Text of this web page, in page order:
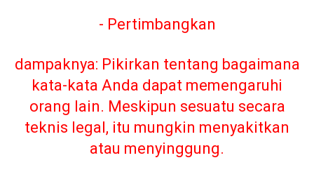
- Pertimbangkan
dampaknya: Pikirkan tentang bagaimana
kata-kata Anda dapat memengaruhi
orang lain. Meskipun sesuatu secara
teknis legal, itu mungkin menyakitkan
atau menyinggung.